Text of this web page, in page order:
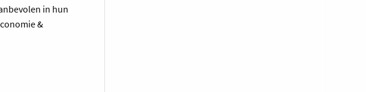
in hun
&